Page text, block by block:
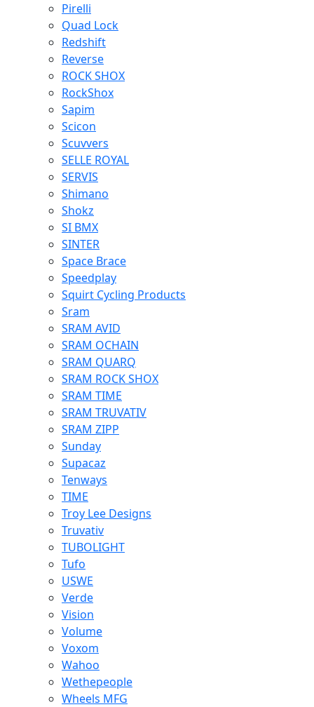
Pirelli
Quad Lock
Redshift
Reverse
ROCK SHOX
RockShox
Sapim
Scicon
Scuvvers
SELLE ROYAL
SERVIS
Shimano
Shokz
SI BMX
SINTER
Space Brace
Speedplay
Squirt Cycling Products
Sram
SRAM AVID
SRAM OCHAIN
SRAM QUARQ
SRAM ROCK SHOX
SRAM TIME
SRAM TRUVATIV
SRAM ZIPP
Sunday
Supacaz
Tenways
TIME
Troy Lee Designs
Truvativ
TUBOLIGHT
Tufo
USWE
Verde
Vision
Volume
Voxom
Wahoo
Wethepeople
Wheels MFG